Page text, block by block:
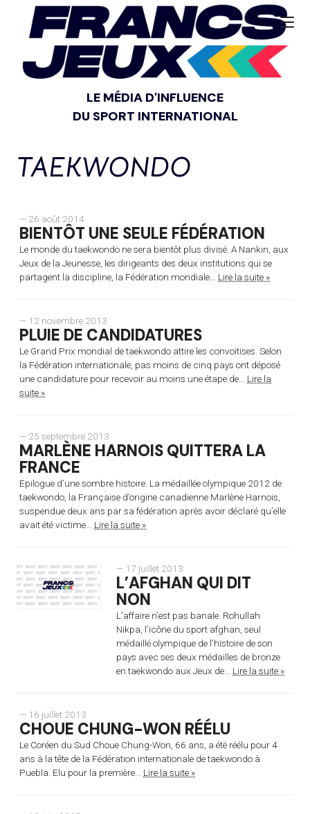
LE MÉDIA D'INFLUENCE
DU SPORT INTERNATIONAL
TAEKWONDO
— 26 août 2014
BIENTÔT UNE SEULE FÉDÉRATION
Le monde du taekwondo ne sera bientôt plus divisé. A Nankin, aux
Jeux de la Jeunesse, les dirigeants des deux institutions qui se
partagent la discipline, la Fédération mondiale... Lire la suite »
— 12 novembre 2013
PLUIE DE CANDIDATURES
Le Grand Prix mondial de taekwondo attire les convoitises. Selon
la Fédération internationale, pas moins de cinq pays ont déposé
une candidature pour recevoir au moins une étape de... Lire la
suite »
— 25 septembre 2013
MARLÈNE HARNOIS QUITTERA LA
FRANCE
Epilogue d’une sombre histoire. La médaillée olympique 2012 de
taekwondo, la Française d’origine canadienne Marlène Harnois,
suspendue deux ans par sa fédération après avoir déclaré qu’elle
avait été victime... Lire la suite »
— 17 juillet 2013
L’AFGHAN QUI DIT
NON
L’affaire n’est pas banale. Rohullah
Nikpa, l’icône du sport afghan, seul
médaillé olympique de l’histoire de son
pays avec ses deux médailles de bronze
en taekwondo aux Jeux de... Lire la suite »
— 16 juillet 2013
CHOUE CHUNG-WON RÉÉLU
Le Coréen du Sud Choue Chung-Won, 66 ans, a été réélu pour 4
ans à la tête de la Fédération internationale de taekwondo à
Puebla. Elu pour la première... Lire la suite »